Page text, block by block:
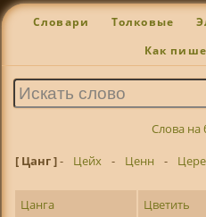
Словари Толковые
Как
Слова на
[ Цанг ]- Цейх - Ценн - Цере
Цанга Цветить